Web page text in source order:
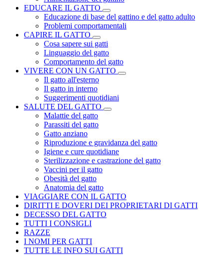
EDUCARE IL GATTO
Educazione di base del gattino e del gatto adulto
Problemi comportamentali
CAPIRE IL GATTO
Cosa sapere sui gatti
Linguaggio del gatto
Comportamento del gatto
VIVERE CON UN GATTO
Il gatto all'esterno
Il gatto in interno
Suggerimenti quotidiani
SALUTE DEL GATTO
Malattie del gatto
Parassiti del gatto
Gatto anziano
Riproduzione e gravidanza del gatto
Igiene e cure quotidiane
Sterilizzazione e castrazione del gatto
Vaccini per il gatto
Obesità del gatto
Anatomia del gatto
VIAGGIARE CON IL GATTO
DIRITTI E DOVERI DEI PROPRIETARI DI GATTI
DECESSO DEL GATTO
TUTTI I CONSIGLI
RAZZE
I NOMI PER GATTI
TUTTE LE INFO SUI GATTI